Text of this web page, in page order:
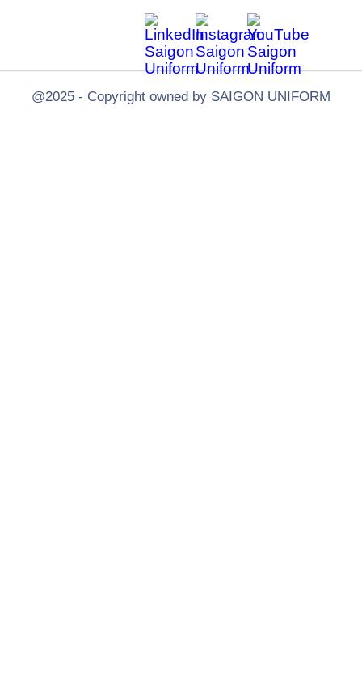
@2025 - Copyright owned by SAIGON UNIFORM